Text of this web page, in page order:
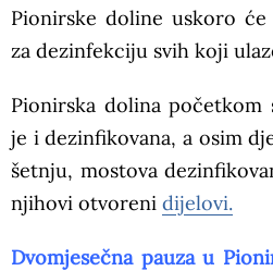
Pionirske doline uskoro
za dezinfekciju svih koji
Pionirska dolina
je i dezinfikovana, a osim
šetnju, mostova
njihovi otvoreni dijelovi.
Dvomjesečna pauza u